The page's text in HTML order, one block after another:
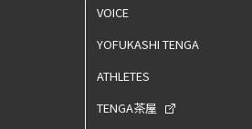
VOICE
YOFUKASHI TENGA
ATHLETES
TENGA茶屋